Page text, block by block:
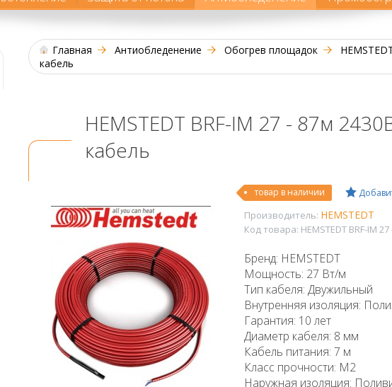
Главная Антиобледенение Обогрев площадок
кабель
HEMSTEDT BRF-IM 27 - 87м
кабель
товар в наличии
Производитель: HEMSTEDT
Код товара: HEMSTEDT BRF-IM
Бренд: HEMSTEDT
Мощность: 27 Вт/м
Тип кабеля: Двужильный
Внутренняя изоляция:
Гарантия: 10 лет
Диаметр кабеля: 8 мм
Кабель питания: 7 м
Класс прочности: М2
Наружная изоляция: